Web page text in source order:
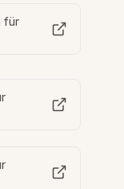
für